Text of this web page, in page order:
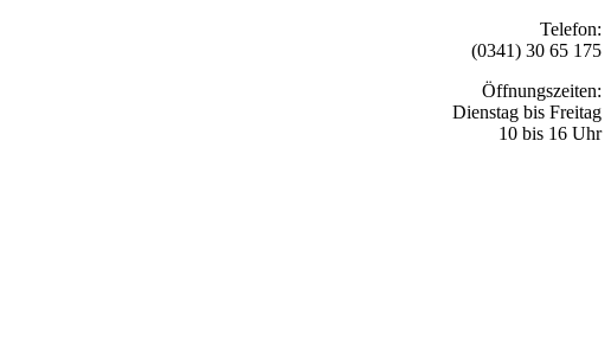
Telefon:
(0341) 30 65 175
Öffnungszeiten:
Dienstag bis Freitag
10 bis 16 Uhr